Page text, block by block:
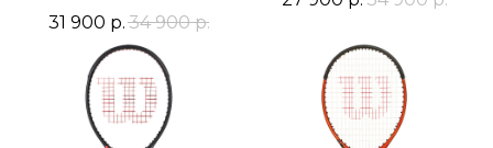
31 900 р.34 900 р.